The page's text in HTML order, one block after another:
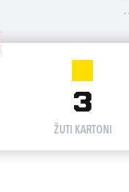
3
ŽUTI KARTONI